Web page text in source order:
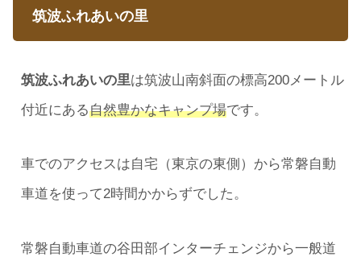
筑波ふれあいの里
筑波ふれあいの里は筑波山南斜面の標高200メートル
付近にある自然豊かなキャンプ場です。
車でのアクセスは自宅（東京の東側）から常磐自動
車道を使って2時間かからずでした。
常磐自動車道の谷田部インターチェンジから一般道